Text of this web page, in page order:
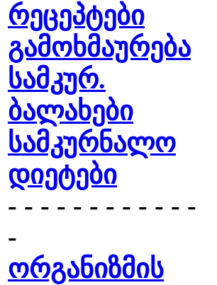
რეცეპტები
გამოხმაურება
სამკურ.
ბალახები
სამკურნალო
დიეტები
- - - - - - - - - - - -
-
ორგანიზმის